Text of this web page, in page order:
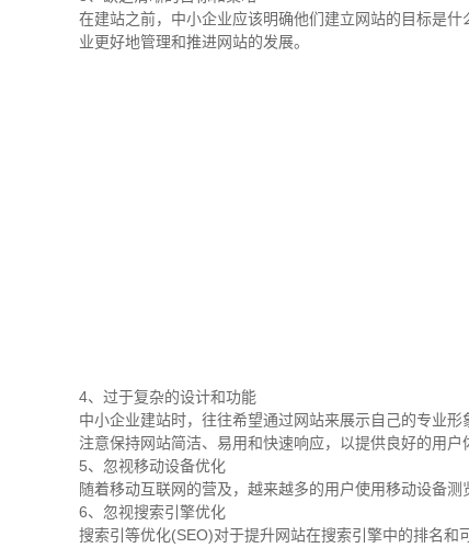
在建站之前，中小企业应该明确他们建立网站的目标是
业更好地管理和推进网站的发展。
4、过于复杂的设计和功能
中小企业建站时，往往希望通过网站来展示自己的专业
注意保持网站简洁、易用和快速响应，以提供良好的用户
5、忽视移动设备优化
随着移动互联网的营及，越来越多的用户使用移动设备
6、忽视搜索引擎优化
搜索引等优化(SEO)对于提升网站在搜索引擎中的排名